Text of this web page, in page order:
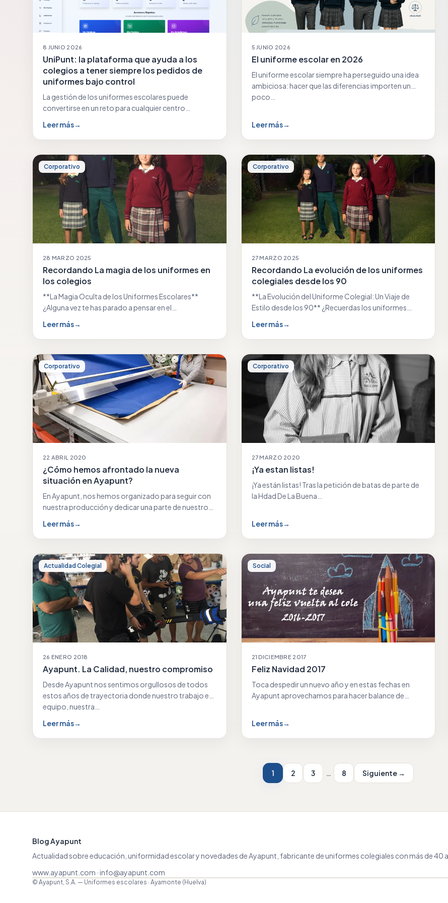
8 JUNIO 2026
UniPunt: la plataforma que ayuda a los
colegios a tener siempre los pedidos de
uniformes bajo control
La gestión de los uniformes escolares puede
convertirse en un reto para cualquier centro
Leer más→
5 JUNIO 2026
El uniforme escolar en 2026
El uniforme escolar siempre ha perseguido una idea
ambiciosa: hacer que las diferencias importen un
poco…
Leer más→
Corporativo
28 MARZO 2025
Recordando La magia de los uniformes en
los colegios
**La Magia Oculta de los Uniformes Escolares**
¿Alguna vez te has parado a pensar en el…
Leer más→
Corporativo
27 MARZO 2025
Recordando La evolución de los uniformes
colegiales desde los 90
**La Evolución del Uniforme Colegial: Un Viaje de
Estilo desde los 90** ¿Recuerdas los uniformes
Leer más→
Corporativo
22 ABRIL 2020
¿Cómo hemos afrontado la nueva
situación en Ayapunt?
En Ayapunt, nos hemos organizado para seguir con
nuestra producción y dedicar una parte de nuestro…
Leer más→
Corporativo
27 MARZO 2020
¡Ya estan listas!
¡Ya están listas! Tras la petición de batas de parte de
la Hdad De La Buena…
Leer más→
Actualidad Colegial
26 ENERO 2018
Ayapunt. La Calidad, nuestro compromiso
Desde Ayapunt nos sentimos orgullosos de todos
estos años de trayectoria donde nuestro trabajo en
equipo, nuestra…
Leer más→
Social
21 DICIEMBRE 2017
Feliz Navidad 2017
Toca despedir un nuevo año y en estas fechas en
Ayapunt aprovechamos para hacer balance de…
Leer más→
1 2 3 8 Siguiente →
Blog Ayapunt
Actualidad sobre educación, uniformidad escolar y novedades de Ayapunt, fabricante de uniformes colegiales con más de 40
www.ayapunt.com ·info@ayapunt.com
© Ayapunt, S.A. — Uniformes escolares · Ayamonte (Huelva)